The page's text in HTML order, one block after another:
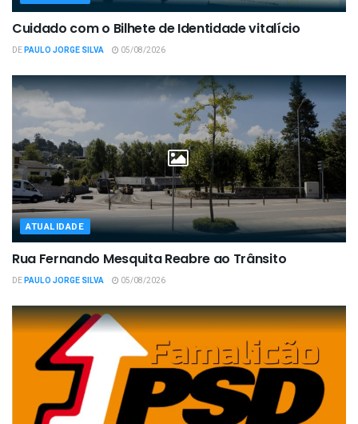
Cuidado com o Bilhete de Identidade vitalício
DEPAULO JORGE SILVA 05/08/2026
ATUALIDADE
Rua Fernando Mesquita Reabre ao Trânsito
DEPAULO JORGE SILVA 05/08/2026